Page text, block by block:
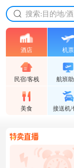
放心的服务 放心
搜索:目的地/
酒店
民宿/客栈
美食
机票
航班
接送机/